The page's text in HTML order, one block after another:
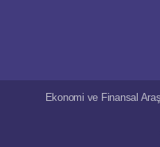
Ekonomi ve Finansal